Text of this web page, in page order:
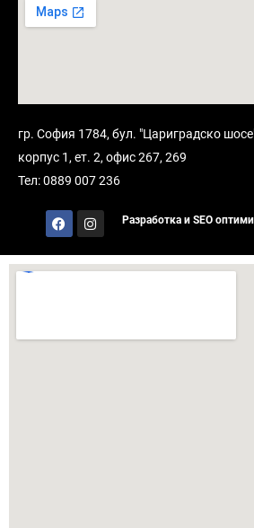
гр. София 1784, бул. "Цариградско
корпус 1, ет. 2, офис 267, 269
Тел: 0889 007 236
Разработка и SEO